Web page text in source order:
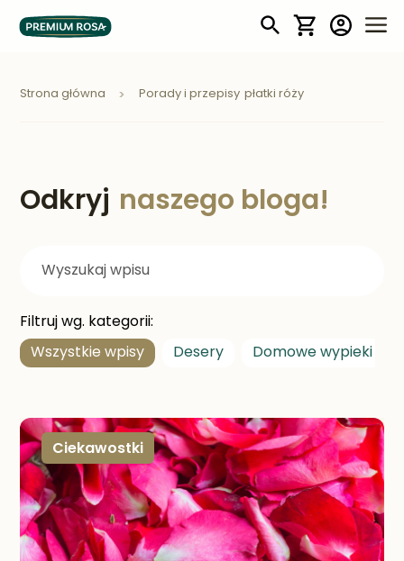
Mój koszyk
Strona główna Porady i przepisy płatki róży
Odkryj naszego bloga!
Filtruj wg. kategorii:
Wszystkie wpisy Desery Domowe wypieki
Ciekawostki